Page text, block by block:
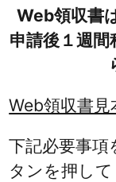
Web領収書
申請後１週
Web領収書見
下記必要事項
タンを押し